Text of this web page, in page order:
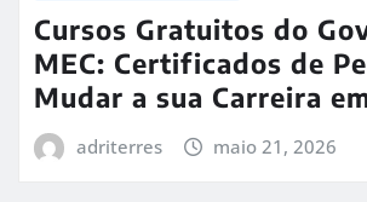
Cursos Gratuitos do
MEC: Certificados de
Mudar a sua Carreira
adriterres maio 21, 2026